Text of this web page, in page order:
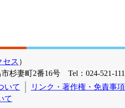
セス ）
杉妻町2番16号 Tel：024-521-
いて
リンク・著作権・免責事
て